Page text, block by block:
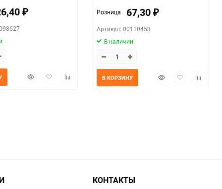
₽
БыстрыйДобавитьДобавить
Розница 67,30 ₽
Артикул: 00110453
В наличии
БыстрыйДобавить
В КОРЗИНУ
КОНТАКТЫ